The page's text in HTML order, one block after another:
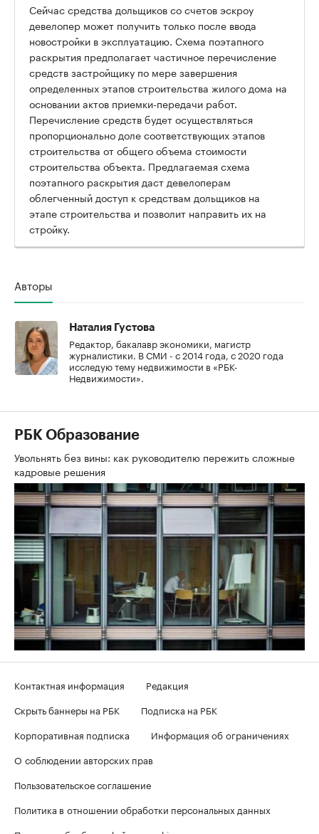
Сейчас средства дольщиков со счетов эскроу
девелопер может получить только после ввода
новостройки в эксплуатацию. Схема поэтапного
раскрытия предполагает частичное перечисление
средств застройщику по мере завершения
определенных этапов строительства жилого дома на
основании актов приемки-передачи работ.
Перечисление средств будет осуществляться
пропорционально доле соответствующих этапов
строительства от общего объема стоимости
строительства объекта. Предлагаемая схема
поэтапного раскрытия даст девелоперам
облегченный доступ к средствам дольщиков на
этапе строительства и позволит направить их на
стройку.
Авторы
Наталия Густова
Редактор, бакалавр экономики, магистр
журналистики. В СМИ - с 2014 года, с 2020 года
исследую тему недвижимости в «РБК-
Недвижимости».
РБК Образование
Увольнять без вины: как руководителю пережить сложные
кадровые решения
Контактная информация
Редакция
Скрыть баннеры на РБК
Подписка на РБК
Корпоративная подписка
Информация об ограничениях
О соблюдении авторских прав
Пользовательское соглашение
Политика в отношении обработки персональных данных